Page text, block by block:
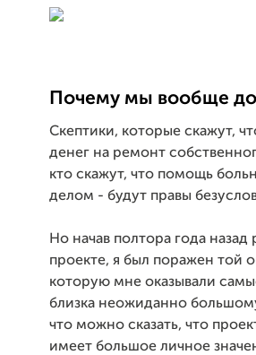
Почему мы вообще
Скептики, которые скажут,
денег на ремонт
кто скажут, что помощь
делом - будут правы
Но начав полтора года
проекте, я был поражен той
которую мне оказывали
близка неожиданно
что можно сказать, что
имеет большое личное